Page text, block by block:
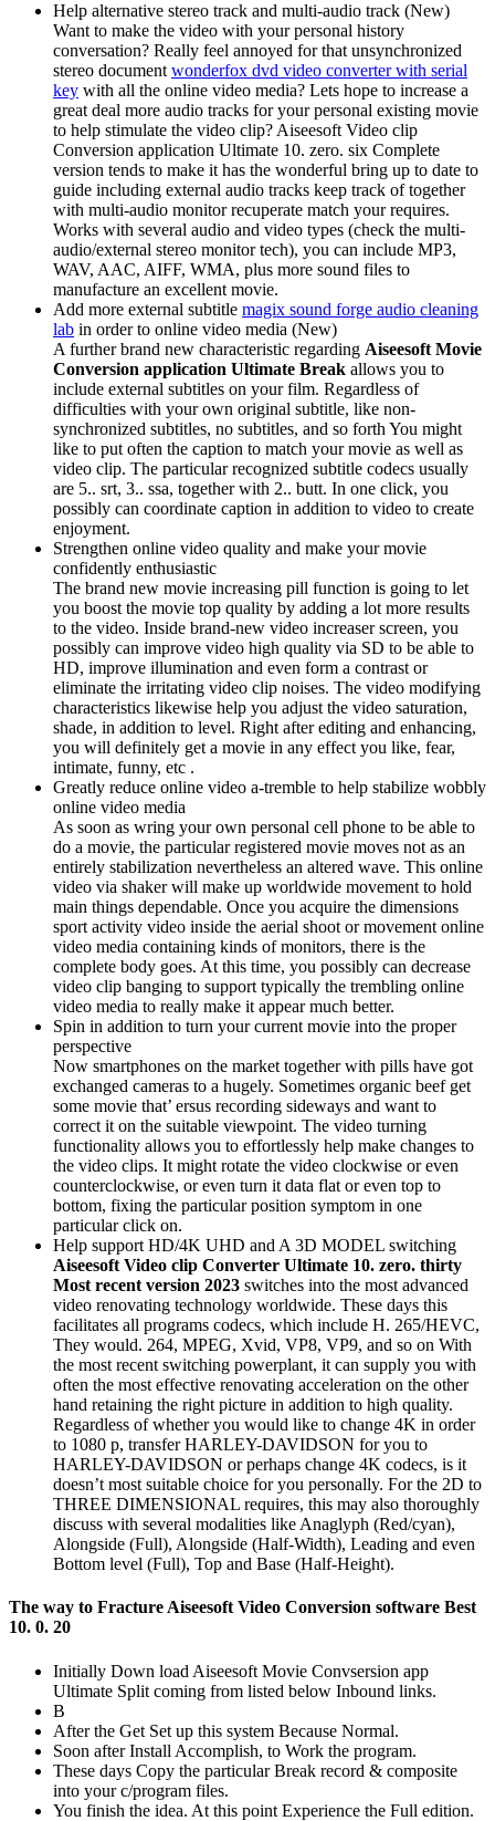
Help alternative stereo track and multi-audio track (New)
Want to make the video with your personal history
conversation? Really feel annoyed for that unsynchronized
stereo document wonderfox dvd video converter with serial
key with all the online video media? Lets hope to increase a
great deal more audio tracks for your personal existing movie
to help stimulate the video clip? Aiseesoft Video clip
Conversion application Ultimate 10. zero. six Complete
version tends to make it has the wonderful bring up to date to
guide including external audio tracks keep track of together
with multi-audio monitor recuperate match your requires.
Works with several audio and video types (check the multi-
audio/external stereo monitor tech), you can include MP3,
WAV, AAC, AIFF, WMA, plus more sound files to
manufacture an excellent movie.
Add more external subtitle magix sound forge audio cleaning
lab in order to online video media (New)
A further brand new characteristic regarding Aiseesoft Movie
Conversion application Ultimate Break allows you to
include external subtitles on your film. Regardless of
difficulties with your own original subtitle, like non-
synchronized subtitles, no subtitles, and so forth You might
like to put often the caption to match your movie as well as
video clip. The particular recognized subtitle codecs usually
are 5.. srt, 3.. ssa, together with 2.. butt. In one click, you
possibly can coordinate caption in addition to video to create
enjoyment.
Strengthen online video quality and make your movie
confidently enthusiastic
The brand new movie increasing pill function is going to let
you boost the movie top quality by adding a lot more results
to the video. Inside brand-new video increaser screen, you
possibly can improve video high quality via SD to be able to
HD, improve illumination and even form a contrast or
eliminate the irritating video clip noises. The video modifying
characteristics likewise help you adjust the video saturation,
shade, in addition to level. Right after editing and enhancing,
you will definitely get a movie in any effect you like, fear,
intimate, funny, etc .
Greatly reduce online video a-tremble to help stabilize wobbly
online video media
As soon as wring your own personal cell phone to be able to
do a movie, the particular registered movie moves not as an
entirely stabilization nevertheless an altered wave. This online
video via shaker will make up worldwide movement to hold
main things dependable. Once you acquire the dimensions
sport activity video inside the aerial shoot or movement online
video media containing kinds of monitors, there is the
complete body goes. At this time, you possibly can decrease
video clip banging to support typically the trembling online
video media to really make it appear much better.
Spin in addition to turn your current movie into the proper
perspective
Now smartphones on the market together with pills have got
exchanged cameras to a hugely. Sometimes organic beef get
some movie that’ ersus recording sideways and want to
correct it on the suitable viewpoint. The video turning
functionality allows you to effortlessly help make changes to
the video clips. It might rotate the video clockwise or even
counterclockwise, or even turn it data flat or even top to
bottom, fixing the particular position symptom in one
particular click on.
Help support HD/4K UHD and A 3D MODEL switching
Aiseesoft Video clip Converter Ultimate 10. zero. thirty
Most recent version 2023 switches into the most advanced
video renovating technology worldwide. These days this
facilitates all programs codecs, which include H. 265/HEVC,
They would. 264, MPEG, Xvid, VP8, VP9, and so on With
the most recent switching powerplant, it can supply you with
often the most effective renovating acceleration on the other
hand retaining the right picture in addition to high quality.
Regardless of whether you would like to change 4K in order
to 1080 p, transfer HARLEY-DAVIDSON for you to
HARLEY-DAVIDSON or perhaps change 4K codecs, is it
doesn’t most suitable choice for you personally. For the 2D to
THREE DIMENSIONAL requires, this may also thoroughly
discuss with several modalities like Anaglyph (Red/cyan),
Alongside (Full), Alongside (Half-Width), Leading and even
Bottom level (Full), Top and Base (Half-Height).
The way to Fracture Aiseesoft Video Conversion software Best
10. 0. 20
Initially Down load Aiseesoft Movie Convsersion app
Ultimate Split coming from listed below Inbound links.
В
After the Get Set up this system Because Normal.
Soon after Install Accomplish, to Work the program.
These days Copy the particular Break record & composite
into your c/program files.
You finish the idea. At this point Experience the Full edition.